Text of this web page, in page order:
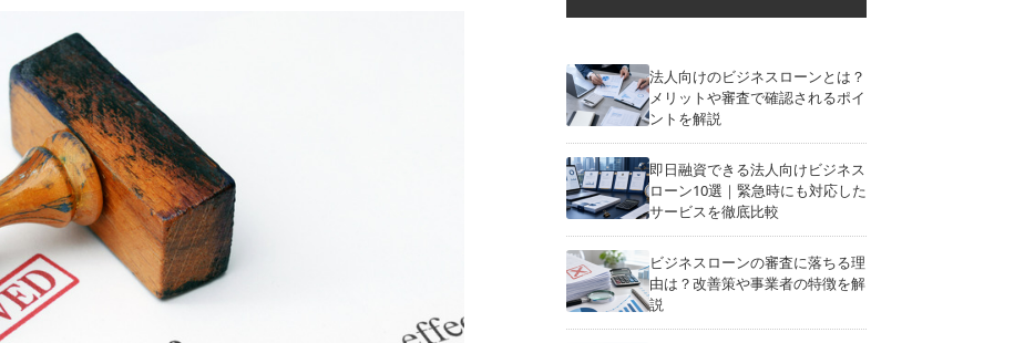
法人向けのビジネスローンとは？
メリットや審査で確認されるポイ
ントを解説
即日融資できる法人向けビジネス
ローン10選｜緊急時にも対応した
サービスを徹底比較
ビジネスローンの審査に落ちる理
由は？改善策や事業者の特徴を解
説